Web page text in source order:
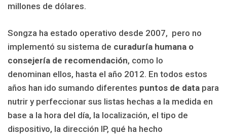
millones de dólares.
Songza ha estado operativo desde 2007, pero no
implementó su sistema de curaduría humana o
consejería de recomendación, como lo
denominan ellos, hasta el año 2012. En todos estos
años han ido sumando diferentes puntos de data para
nutrir y perfeccionar sus listas hechas a la medida en
base a la hora del día, la localización, el tipo de
dispositivo, la dirección IP, qué ha hecho